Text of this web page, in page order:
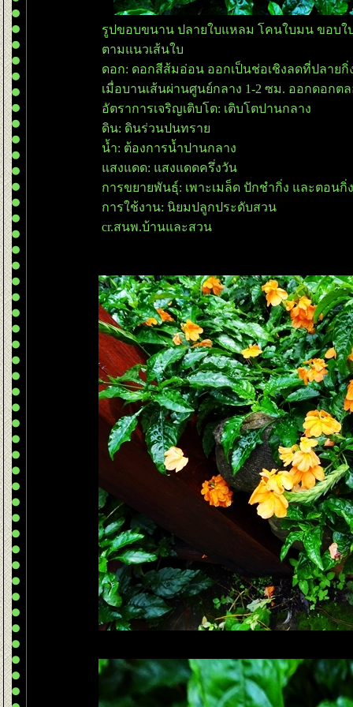
รูปขอบขนาน ปลายใบแหลม โคนใบมน ขอบใ
ตามแนวเส้นใบ
ดอก: ดอกสีส้มอ่อน ออกเป็นช่อเชิงลดที่ปลาย
เมื่อบานเส้นผ่านศูนย์กลาง 1-2 ซม. ออกดอกต
อัตราการเจริญเติบโต: เติบโตปานกลาง
ดิน: ดินร่วนปนทรา
น้ำ: ต้องการน้ำปานกลาง
สงแดด: แสงแดดครึ่งวัน
การขยายพันธุ์: เพาะเมล็ด ปักชำกิ่ง และตอนกิ่ง
การใช้งาน: นิยมปลูกประดับสวน
cr.สนพ.บ้านและสวน